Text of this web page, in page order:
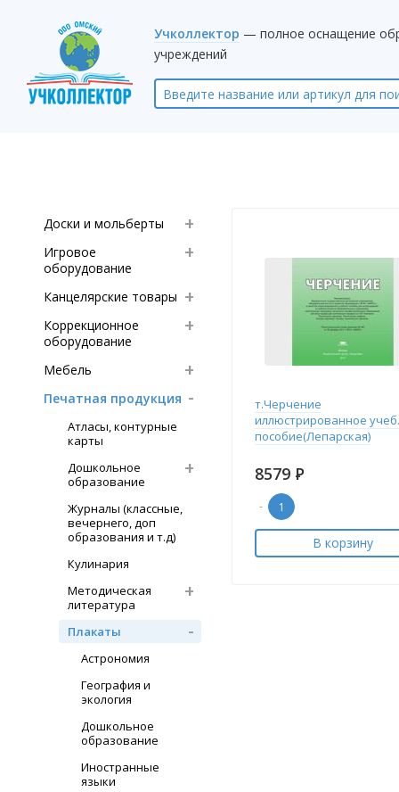
Учколлектор — полное оснащение
учреждений
Доски и мольберты
Игровое
оборудование
Канцелярские товары
Коррекционное
оборудование
Мебель
Печатная продукция
Атласы, контурные
карты
Дошкольное
образование
Журналы (классные,
вечернего, доп
образования и т.д)
Кулинария
Методическая
литература
Плакаты
Астрономия
География и
экология
Дошкольное
образование
Иностранные
языки
т.Черчение
иллюстрированное учеб.
пособие(Лепарская)
8579 Р
-
В корзину